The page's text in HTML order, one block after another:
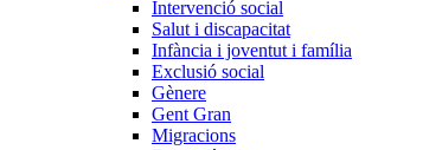
Intervenció social
Salut i discapacitat
Infància i joventut i família
Exclusió social
Gènere
Gent Gran
Migracions